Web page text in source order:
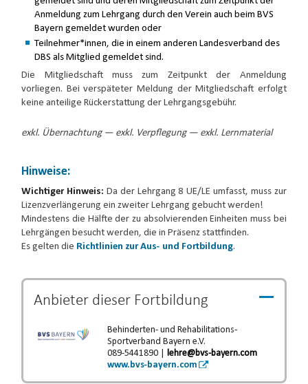
Anmeldung zum Lehrgang durch den Verein auch beim BVS
Bayern gemeldet wurden oder
Teilnehmer*innen, die in einem anderen Landesverband des
DBS als Mitglied gemeldet sind.
Die Mitgliedschaft muss zum Zeitpunkt der Anmeldung
vorliegen. Bei verspäteter Meldung der Mitgliedschaft erfolgt
keine anteilige Rückerstattung der Lehrgangsgebühr.
exkl. Übernachtung — exkl. Verpflegung — exkl. Lernmaterial
Hinweise:
Wichtiger Hinweis: Da der Lehrgang 8 UE/LE umfasst, muss zur
Lizenzverlängerung ein zweiter Lehrgang gebucht werden!
Mindestens die Hälfte der zu absolvierenden Einheiten muss bei
Lehrgängen besucht werden, die in Präsenz stattfinden.
Es gelten die Richtlinien zur Aus- und Fortbildung.
Anbieter dieser Fortbildung
Behinderten- und Rehabilitations-
Sportverband Bayern e.V.
089-5441890 | lehre@bvs-bayern.com
www.bvs-bayern.com